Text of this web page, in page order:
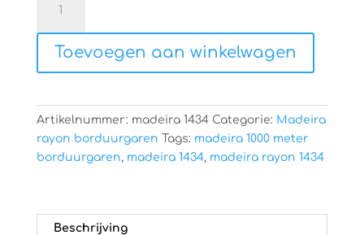
rayon
1434
aantal
Toevoegen aan winkelwagen
Artikelnummer: madeira 1434 Categorie: Madeira
rayon borduurgaren Tags: madeira 1000 meter
borduurgaren, madeira 1434, madeira rayon 1434
Beschrijving